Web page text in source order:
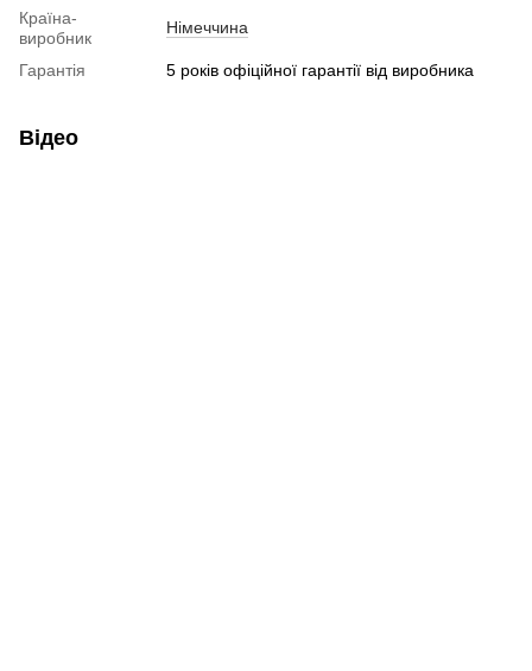
Країна-
виробник
Німеччина
Гарантія 5 років офіційної гарантії від виробника
Відео